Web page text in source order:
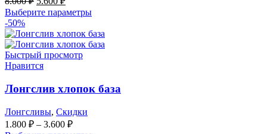
цена
составляла
8.000 ₽.
цена:
Выберите параметры
-50%
Быстрый просмотр
Нравится
Лонгслив хлопок база
Лонгсливы, Скидки
1.800 ₽ – 3.600 ₽